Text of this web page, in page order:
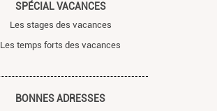
SPÉCIAL VACANCES
Les stages des vacances
Les temps forts des vacances
BONNES ADRESSES